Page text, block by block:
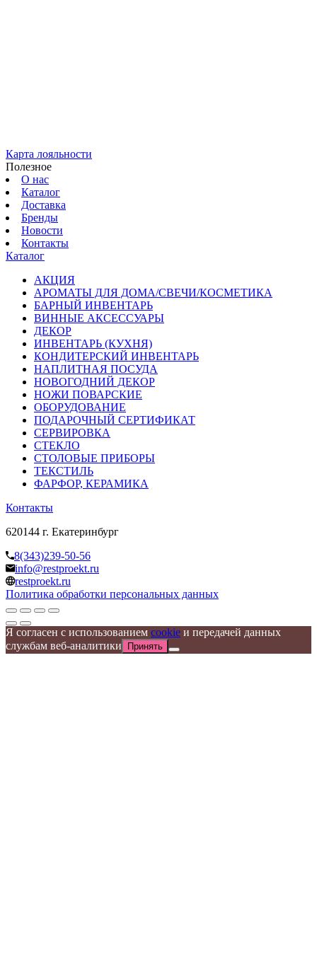
Карта лояльности
Полезное
О нас
Каталог
Доставка
Бренды
Новости
Контакты
Каталог
АКЦИЯ
АРОМАТЫ ДЛЯ ДОМА/СВЕЧИ/КОСМЕТИКА
БАРНЫЙ ИНВЕНТАРЬ
ВИННЫЕ АКСЕССУАРЫ
ДЕКОР
ИНВЕНТАРЬ (КУХНЯ)
КОНДИТЕРСКИЙ ИНВЕНТАРЬ
НАПЛИТНАЯ ПОСУДА
НОВОГОДНИЙ ДЕКОР
НОЖИ ПОВАРСКИЕ
ОБОРУДОВАНИЕ
ПОДАРОЧНЫЙ СЕРТИФИКАТ
СЕРВИРОВКА
СТЕКЛО
СТОЛОВЫЕ ПРИБОРЫ
ТЕКСТИЛЬ
ФАРФОР, КЕРАМИКА
Контакты
620144 г. Екатеринбург
8(343)239-50-56
info@restproekt.ru
restproekt.ru
Политика обработки персональных данных
Я согласен с использованием cookie и передачей данных
службам веб-аналитики
Принять